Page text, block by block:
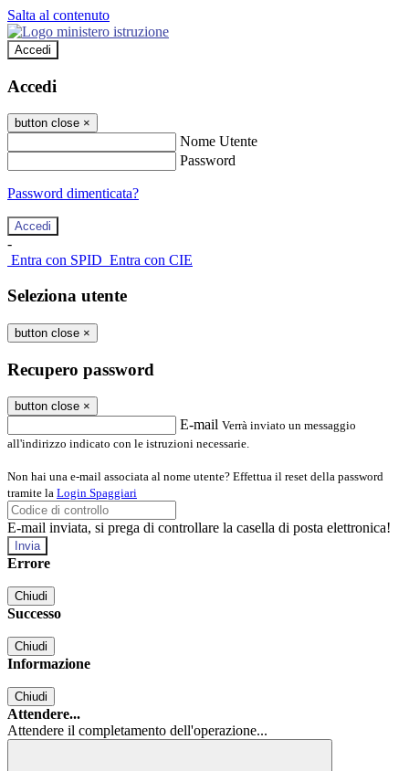
Salta al contenuto
Accedi
Accedi
button close ×
Nome Utente
Password
Password dimenticata?
-
Entra con SPID Entra con CIE
Seleziona utente
button close ×
Recupero password
button close ×
E-mail Verrà inviato un messaggio
all'indirizzo indicato con le istruzioni necessarie.
Non hai una e-mail associata al nome utente? Effettua il reset della password
tramite la Login Spaggiari
E-mail inviata, si prega di controllare la casella di posta elettronica!
Errore
Chiudi
Successo
Chiudi
Informazione
Chiudi
Attendere...
Attendere il completamento dell'operazione...